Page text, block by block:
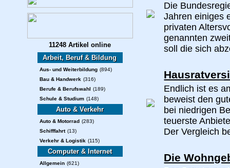
11248 Artikel online
Arbeit, Beruf & Bildung
Aus- und Weiterbildung (894)
Bau & Handwerk (316)
Berufe & Berufswahl (189)
Schule & Studium (148)
Auto & Verkehr
Auto & Motorrad (283)
Schifffahrt (13)
Verkehr & Logistik (115)
Computer & Internet
Allgemein (621)
Die
Jahren einiges
privaten
genannten
soll die sich
Endlich ist es
beweist den
bei niedrigen
teuerste
Der Vergleich
Die